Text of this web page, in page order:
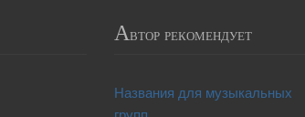
Автор рекомендует
Названия для музыкальных